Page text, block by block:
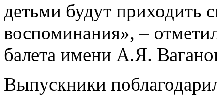
детьми будут приходить
воспоминания», –
балета имени А.Я.
Выпускники